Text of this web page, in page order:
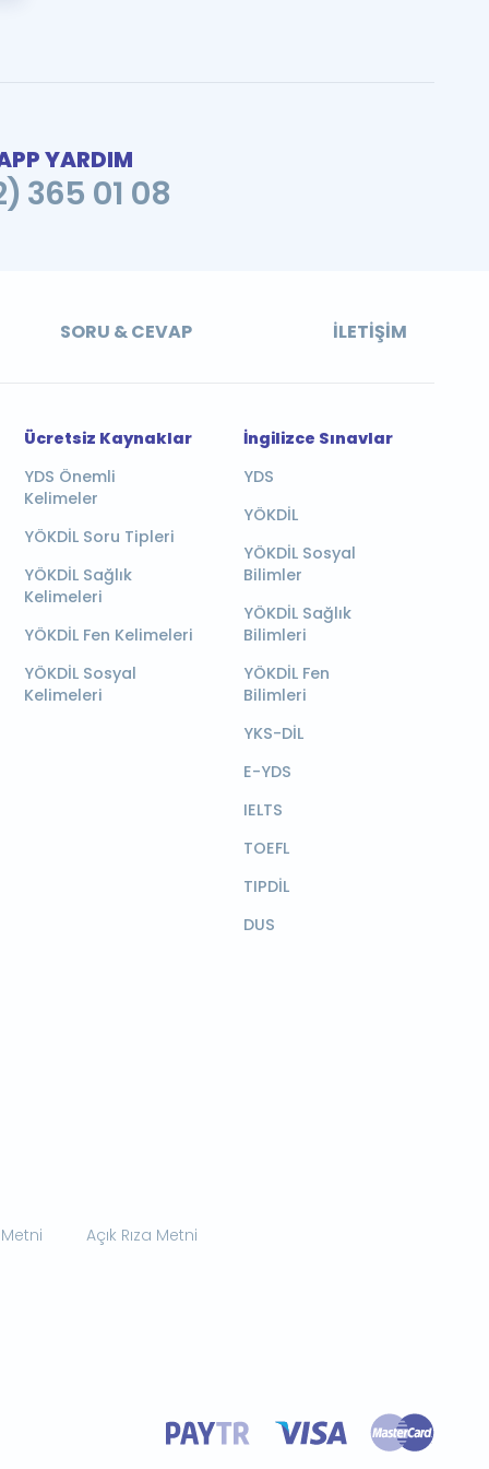
YARDIM
365 01 08
SORU & CEVAP İLETIŞIM
Ücretsiz Kaynaklar
YDS Önemli
Kelimeler
YÖKDİL Soru Tipleri
YÖKDİL Sağlık
Kelimeleri
YÖKDİL Fen Kelimeleri
YÖKDİL Sosyal
Kelimeleri
İngilizce Sınavlar
YDS
YÖKDİL
YÖKDİL Sosyal
Bilimler
YÖKDİL Sağlık
Bilimleri
YÖKDİL Fen
Bilimleri
YKS-DİL
E-YDS
IELTS
TOEFL
TIPDİL
DUS
Açık Rıza Metni